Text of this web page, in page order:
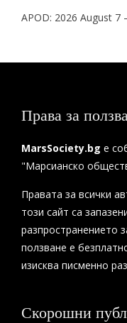
APOD: 2026 August 7
Права за
MarsSociety.bg е
"Марсианско
Правата за всички
този сайт са
разпространението
ползване е
изисква писменно
Скорошни